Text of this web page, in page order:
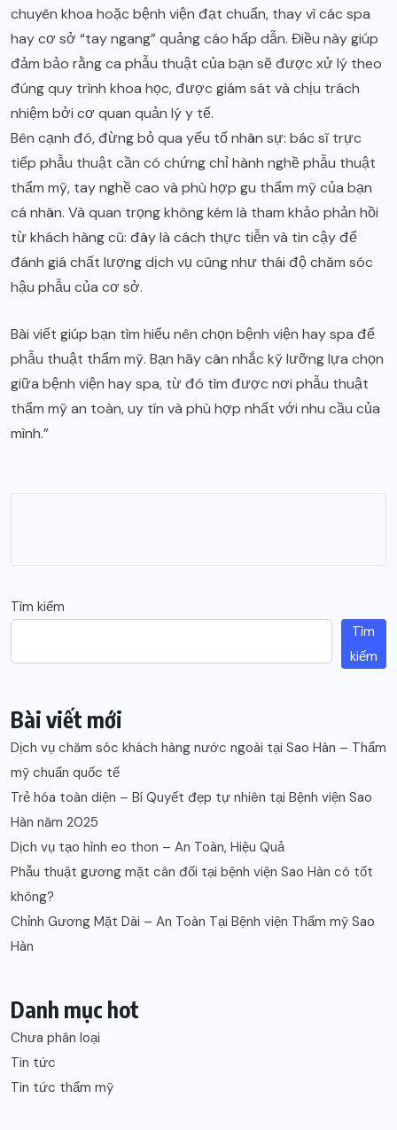
chuyên khoa hoặc bệnh viện đạt chuẩn, thay vì các spa
hay cơ sở “tay ngang” quảng cáo hấp dẫn. Điều này giúp
đảm bảo rằng ca phẫu thuật của bạn sẽ được xử lý theo
đúng quy trình khoa học, được giám sát và chịu trách
nhiệm bởi cơ quan quản lý y tế.
Bên cạnh đó, đừng bỏ qua yếu tố nhân sự: bác sĩ trực
tiếp phẫu thuật cần có chứng chỉ hành nghề phẫu thuật
thẩm mỹ, tay nghề cao và phù hợp gu thẩm mỹ của bạn
cá nhân. Và quan trọng không kém là tham khảo phản hồi
từ khách hàng cũ: đây là cách thực tiễn và tin cậy để
đánh giá chất lượng dịch vụ cũng như thái độ chăm sóc
hậu phẫu của cơ sở.
Bài viết giúp bạn tìm hiểu nên chọn bệnh viện hay spa để
phẫu thuật thẩm mỹ. Bạn hãy cân nhắc kỹ lưỡng lựa chọn
giữa bệnh viện hay spa, từ đó tìm được nơi phẫu thuật
thẩm mỹ an toàn, uy tín và phù hợp nhất với nhu cầu của
mình.”
Tìm kiếm
Tìm
kiếm
Bài viết mới
Dịch vụ chăm sóc khách hàng nước ngoài tại Sao Hàn – Thẩm
mỹ chuẩn quốc tế
Trẻ hóa toàn diện – Bí Quyết đẹp tự nhiên tại Bệnh viện Sao
Hàn năm 2025
Dịch vụ tạo hình eo thon – An Toàn, Hiệu Quả
Phẫu thuật gương mặt cân đối tại bệnh viện Sao Hàn có tốt
không?
Chỉnh Gương Mặt Dài – An Toàn Tại Bệnh viện Thẩm mỹ Sao
Hàn
Danh mục hot
Chưa phân loại
Tin tức
Tin tức thẩm mỹ